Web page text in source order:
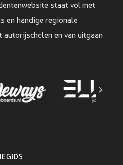
staat vol met
en handige regionale
autorijscholen en van uitgaan